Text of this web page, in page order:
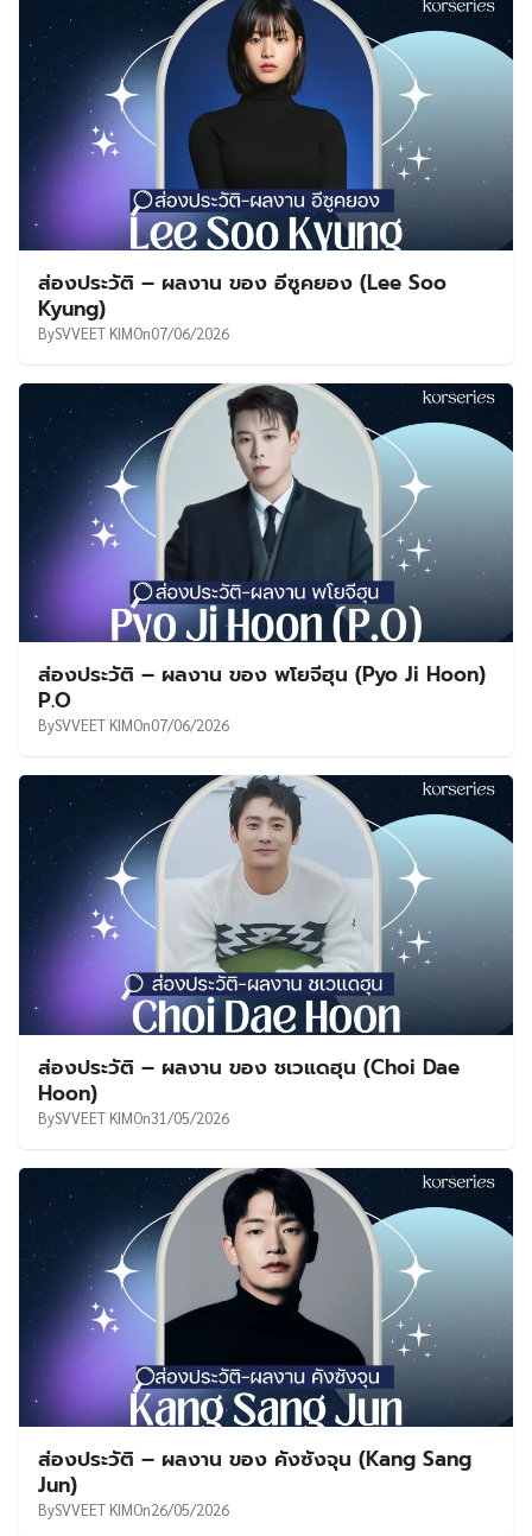
ส่องประวัติ – ผลงาน ของ อีซูคยอง (Lee Soo
Kyung)
BySVVEET KIMOn07/06/2026
ส่องประวัติ – ผลงาน ของ พโยจีฮุน (Pyo Ji Hoon)
P.O
BySVVEET KIMOn07/06/2026
ส่องประวัติ – ผลงาน ของ ชเวแดฮุน (Choi Dae
Hoon)
BySVVEET KIMOn31/05/2026
ส่องประวัติ – ผลงาน ของ คังซังจุน (Kang Sang
Jun)
BySVVEET KIMOn26/05/2026